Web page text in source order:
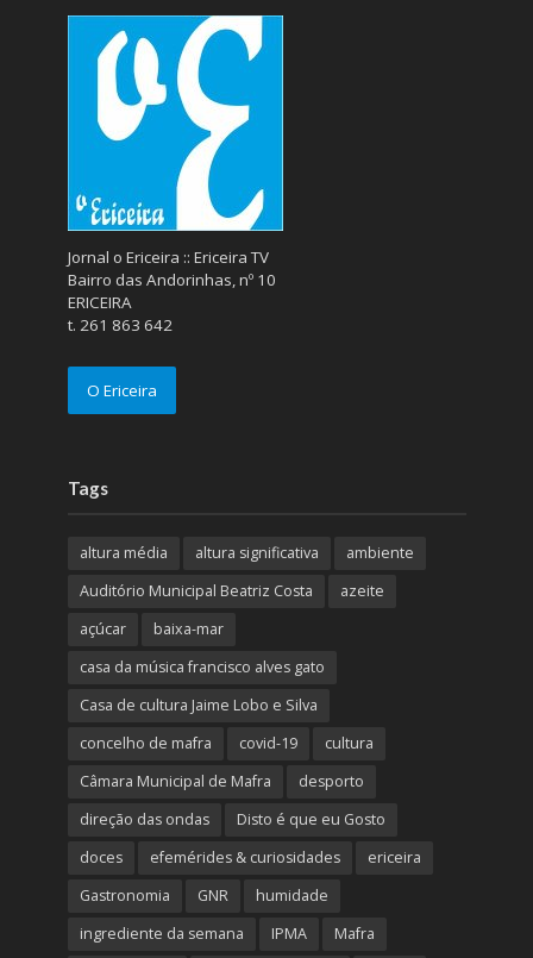
Jornal o Ericeira :: Ericeira TV
Bairro das Andorinhas, nº 10
ERICEIRA
t. 261 863 642
O Ericeira
Tags
altura média altura significativa
ambiente
Auditório Municipal Beatriz Costa
azeite
açúcar
baixa-mar
casa da música francisco alves gato
Casa de cultura Jaime Lobo e Silva
concelho de mafra
covid-19
cultura
Câmara Municipal de Mafra
desporto
direção das ondas
Disto é que eu Gosto
doces
efemérides & curiosidades
ericeira
Gastronomia
GNR
humidade
ingrediente da semana
IPMA Mafra